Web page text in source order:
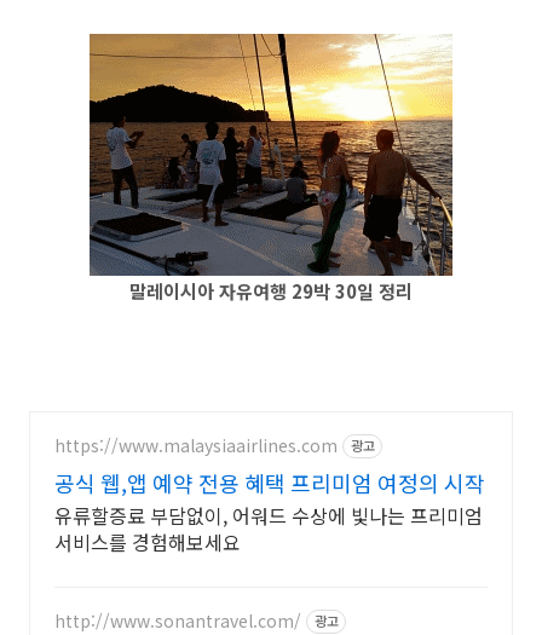
말레이시아 자유여행 29박 30일 정리
https://www.malaysiaairlines.com 광고
공식 웹,앱 예약 전용 혜택 프리미엄 여정의 시작
유류할증료 부담없이, 어워드 수상에 빛나는 프리미엄
서비스를 경험해보세요
http://www.sonantravel.com/ 광고